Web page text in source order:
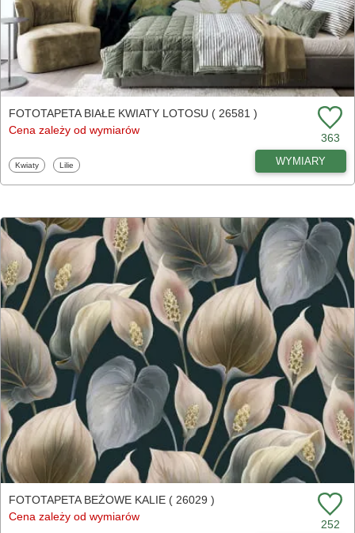
FOTOTAPETA BIAŁE KWIATY LOTOSU ( 26581 )
Cena zależy od wymiarów
363
Fototapety
Kwiaty Fototapety
Lilie WYMIARY
FOTOTAPETA BEŻOWE KALIE ( 26029 )
Cena zależy od wymiarów
252